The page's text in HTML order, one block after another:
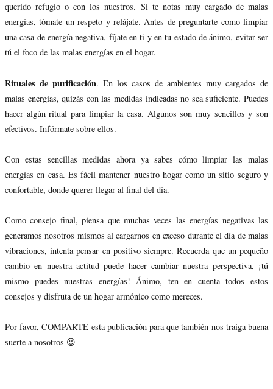
querido refugio o con los nuestros. Si te notas muy cargado de malas
energías, tómate un respeto y relájate. Antes de preguntarte como limpiar
una casa de energía negativa, fíjate en ti y en tu estado de ánimo, evitar ser
tú el foco de las malas energías en el hogar.
Rituales de purificación. En los casos de ambientes muy cargados de
malas energías, quizás con las medidas indicadas no sea suficiente. Puedes
hacer algún ritual para limpiar la casa. Algunos son muy sencillos y son
efectivos. Infórmate sobre ellos.
Con estas sencillas medidas ahora ya sabes cómo limpiar las malas
energías en casa. Es fácil mantener nuestro hogar como un sitio seguro y
confortable, donde querer llegar al final del día.
Como consejo final, piensa que muchas veces las energías negativas las
generamos nosotros mismos al cargarnos en exceso durante el día de malas
vibraciones, intenta pensar en positivo siempre. Recuerda que un pequeño
cambio en nuestra actitud puede hacer cambiar nuestra perspectiva, ¡tú
mismo puedes nuestras energías! Ánimo, ten en cuenta todos estos
consejos y disfruta de un hogar armónico como mereces.
Por favor, COMPARTE esta publicación para que también nos traiga buena
suerte a nosotros 😉